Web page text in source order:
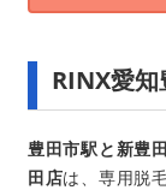
RINX愛
豊田市駅と新豊
田店は、専用脱